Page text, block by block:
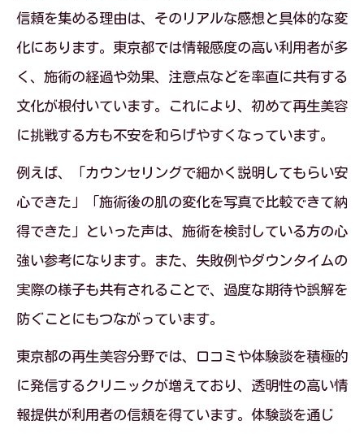
信頼を集める理由は、そのリアルな感想と具体的な変
化にあります。東京都では情報感度の高い利用者が多
く、施術の経過や効果、注意点などを率直に共有する
文化が根付いています。これにより、初めて再生美容
に挑戦する方も不安を和らげやすくなっています。
例えば、「カウンセリングで細かく説明してもらい安
心できた」「施術後の肌の変化を写真で比較できて納
得できた」といった声は、施術を検討している方の心
強い参考になります。また、失敗例やダウンタイムの
実際の様子も共有されることで、過度な期待や誤解を
防ぐことにもつながっています。
東京都の再生美容分野では、口コミや体験談を積極的
に発信するクリニックが増えており、透明性の高い情
報提供が利用者の信頼を得ています。体験談を通じ